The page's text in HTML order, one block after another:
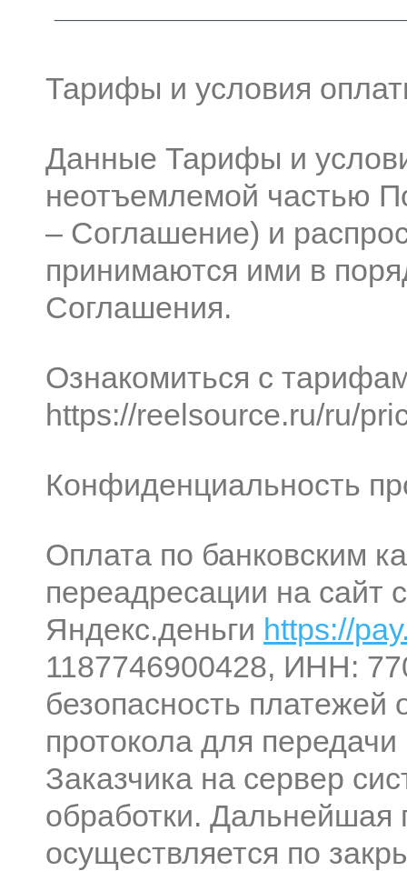
Тарифы и условия
Данные Тарифы и
неотъемлемой частью
– Соглашение) и
принимаются ими в
Соглашения.
Ознакомиться с
https://reelsource.ru/ru/
Конфиденциальность
Оплата по банковским
переадресации на сайт
Яндекс.деньги https://
1187746900428, ИНН:
безопасность платежей
протокола для
Заказчика на сервер
обработки.
осуществляется по